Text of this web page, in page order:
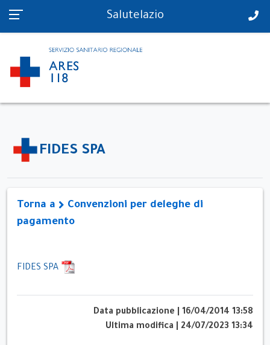
PS in tempo reale Salutelazio
FIDES SPA
Torna a
Convenzioni per deleghe di
pagamento
FIDES SPA
Data pubblicazione
16/04/2014 13:58
Ultima modifica
24/07/2023 13:34